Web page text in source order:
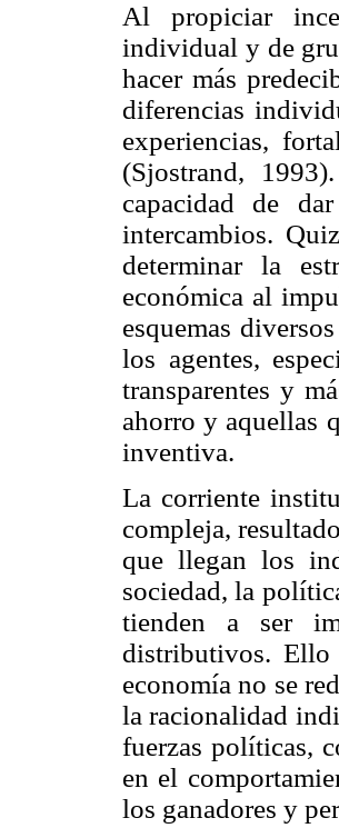
Al propiciar
individual y de
hacer más
diferencias
experiencias,
(Sjostrand,
capacidad de
intercambios.
determinar la
económica al
esquemas
los agentes,
transparentes y
ahorro y aquellas
inventiva.
La corriente
compleja,
que llegan los
sociedad, la
tienden a ser
distributivos. Ello
economía no se
la racionalidad
fuerzas políticas,
en el
los ganadores y